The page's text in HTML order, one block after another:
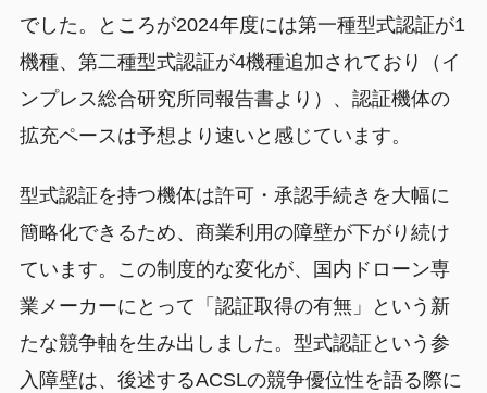
でした。ところが2024年度には第一種型式認証が1
機種、第二種型式認証が4機種追加されており（イ
ンプレス総合研究所同報告書より）、認証機体の
拡充ペースは予想より速いと感じています。
型式認証を持つ機体は許可・承認手続きを大幅に
簡略化できるため、商業利用の障壁が下がり続け
ています。この制度的な変化が、国内ドローン専
業メーカーにとって「認証取得の有無」という新
たな競争軸を生み出しました。型式認証という参
入障壁は、後述するACSLの競争優位性を語る際に